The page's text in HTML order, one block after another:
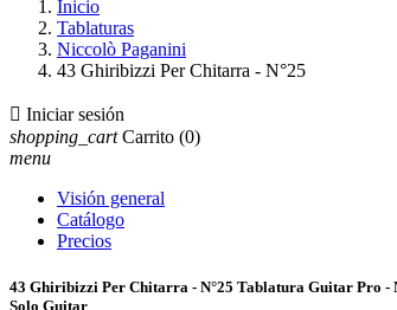
Inicio
Tablaturas
Niccolò Paganini
43 Ghiribizzi Per Chitarra - N°25
 Iniciar sesión
shopping_cart Carrito (0)
menu
Visión general
Catálogo
Precios
43 Ghiribizzi Per Chitarra - N°25 Tablatura Guitar Pro -
Solo Guitar